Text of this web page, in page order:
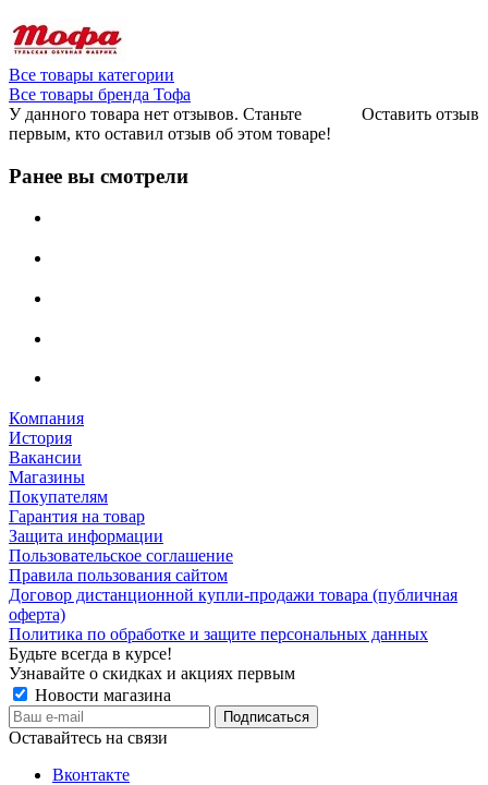
Все товары категории
Все товары бренда Тофа
Оставить отзыв
У данного товара нет отзывов. Станьте
первым, кто оставил отзыв об этом товаре!
Ранее вы смотрели
Компания
История
Вакансии
Магазины
Покупателям
Гарантия на товар
Защита информации
Пользовательское соглашение
Правила пользования сайтом
Договор дистанционной купли-продажи товара (публичная
оферта)
Политика по обработке и защите персональных данных
Будьте всегда в курсе!
Узнавайте о скидках и акциях первым
Новости магазина
Оставайтесь на связи
Вконтакте